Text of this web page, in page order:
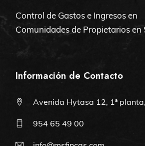
Control de Gastos e Ingresos en
Comunidades de Propietarios en
Información de Contacto
Avenida Hytasa 12, 1ª
954 65 49 00